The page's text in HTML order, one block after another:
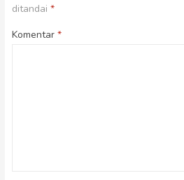
ditandai *
Komentar *